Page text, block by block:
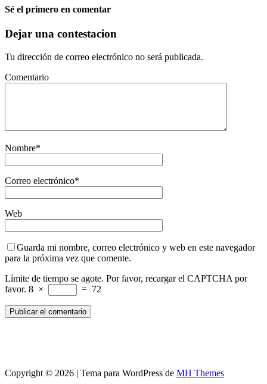
Sé el primero en comentar
Dejar una contestacion
Tu dirección de correo electrónico no será publicada.
Comentario
Nombre*
Correo electrónico*
Web
Guarda mi nombre, correo electrónico y web en este navegador
para la próxima vez que comente.
Límite de tiempo se agote. Por favor, recargar el CAPTCHA por
favor. 8 × = 72
Copyright © 2026 | Tema para WordPress de MH Themes